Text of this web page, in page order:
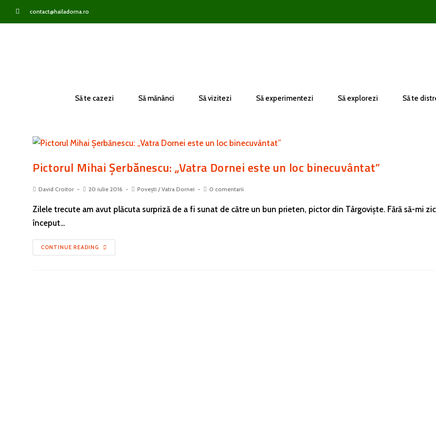
contact@hailadorna.ro
Să te cazezi Să mănânci Să vizitezi Să experimentezi Să explorezi Să te
Pictorul Mihai Șerbănescu: „Vatra Dornei este un loc binecuvântat”
David Croitor 20 iulie 2016 Povești / Vatra Dornei 0 comentarii
Zilele trecute am avut plăcuta surpriză de a fi sunat de către un bun prieten, pictor din Târgoviște. Fără să-mi
început…
CONTINUE READING